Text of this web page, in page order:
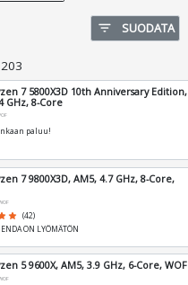
filter_list SUODATA
7 5800X3D 10th Anniversary Edition,
GHz, 8-Core
paluu!
7 9800X3D, AM5, 4.7 GHz, 8-Core,
star (42)
ON LYÖMÄTÖN
5 9600X, AM5, 3.9 GHz, 6-Core, WOF